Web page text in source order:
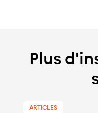
Plus
ARTICLES